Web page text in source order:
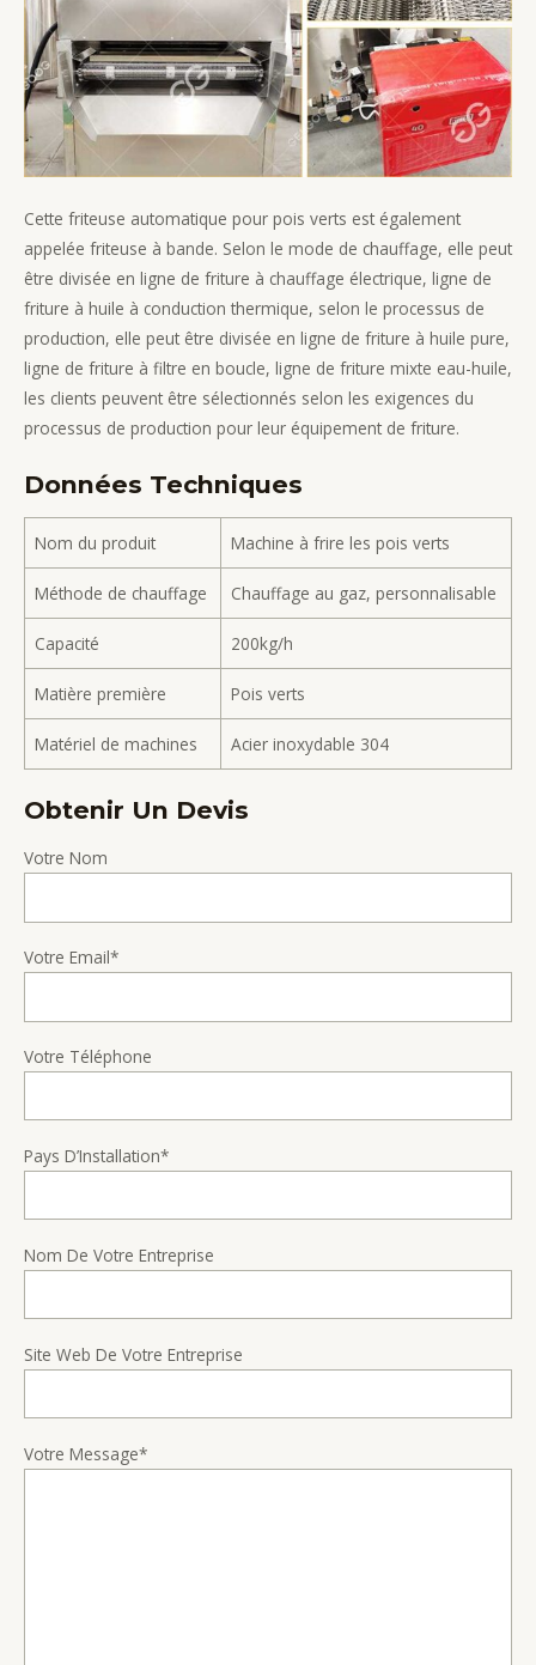
Cette friteuse automatique pour pois verts est également
appelée friteuse à bande. Selon le mode de chauffage, elle peut
être divisée en ligne de friture à chauffage électrique, ligne de
friture à huile à conduction thermique, selon le processus de
production, elle peut être divisée en ligne de friture à huile pure,
ligne de friture à filtre en boucle, ligne de friture mixte eau-huile,
les clients peuvent être sélectionnés selon les exigences du
processus de production pour leur équipement de friture.
Données Techniques
Nom du produit Machine à frire les pois verts
Méthode de chauffage Chauffage au gaz, personnalisable
Capacité 200kg/h
Matière première Pois verts
Matériel de machines Acier inoxydable 304
Obtenir Un Devis
Votre Nom
Votre Email*
Votre Téléphone
Pays D’Installation*
Nom De Votre Entreprise
Site Web De Votre Entreprise
Votre Message*